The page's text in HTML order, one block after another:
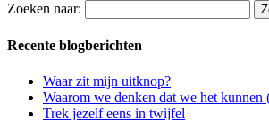
Zoeken naar:
Recente blogberichten
Waar zit mijn uitknop?
Waarom we denken dat we het kunnen
Trek jezelf eens in twijfel